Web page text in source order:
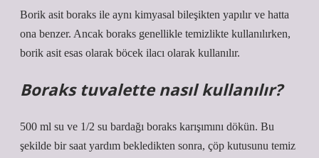
Borik asit boraks ile aynı kimyasal bileşikten yapılır ve hatta
ona benzer. Ancak boraks genellikle temizlikte kullanılırken,
borik asit esas olarak böcek ilacı olarak kullanılır.
Boraks tuvalette nasıl kullanılır?
500 ml su ve 1/2 su bardağı boraks karışımını dökün. Bu
şekilde bir saat yardım bekledikten sonra, çöp kutusunu temiz